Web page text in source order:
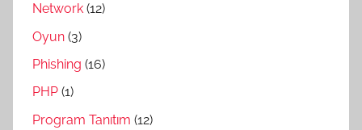
Network (12)
Oyun (3)
Phishing (16)
PHP (1)
Program Tanıtım (12)